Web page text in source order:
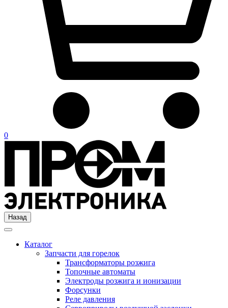
0
Назад
Каталог
Запчасти для горелок
Трансформаторы розжига
Топочные автоматы
Электроды розжига и ионизации
Форсунки
Реле давления